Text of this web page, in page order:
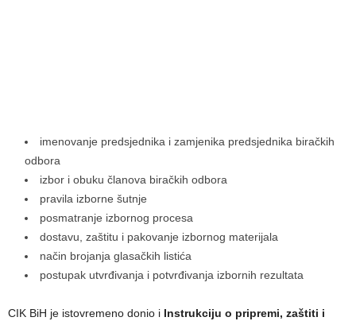
imenovanje predsjednika i zamjenika predsjednika biračkih
odbora
izbor i obuku članova biračkih odbora
pravila izborne šutnje
posmatranje izbornog procesa
dostavu, zaštitu i pakovanje izbornog materijala
način brojanja glasačkih listića
postupak utvrđivanja i potvrđivanja izbornih rezultata
CIK BiH je istovremeno donio i Instrukciju o pripremi, zaštiti i